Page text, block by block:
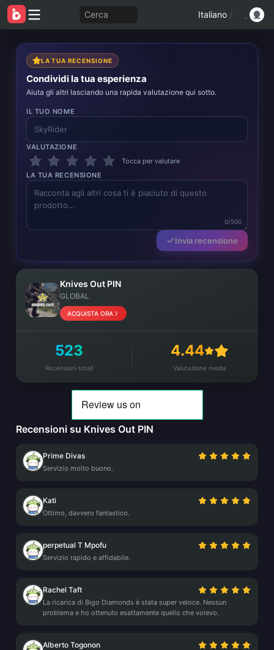
Cerca Italiano /
LA TUA RECENSIONE
Condividi la tua esperienza
Aiuta gli altri lasciando una rapida valutazione qui sotto.
IL TUO NOME
VALUTAZIONE
Tocca per valutare
LA TUA RECENSIONE
0/500
Invia recensione
Knives Out PIN
GLOBAL
ACQUISTA ORA
523
Recensioni totali
4.44
Valutazione media
Recensioni su Knives Out PIN
Prime Divas
Servizio molto buono.
Kati
Ottimo, davvero fantastico.
perpetual T Mpofu
Servizio rapido e affidabile.
Rachel Taft
La ricarica di Bigo Diamonds è stata super veloce. Nessun
problema e ho ottenuto esattamente quello che volevo.
Alberto Togonon